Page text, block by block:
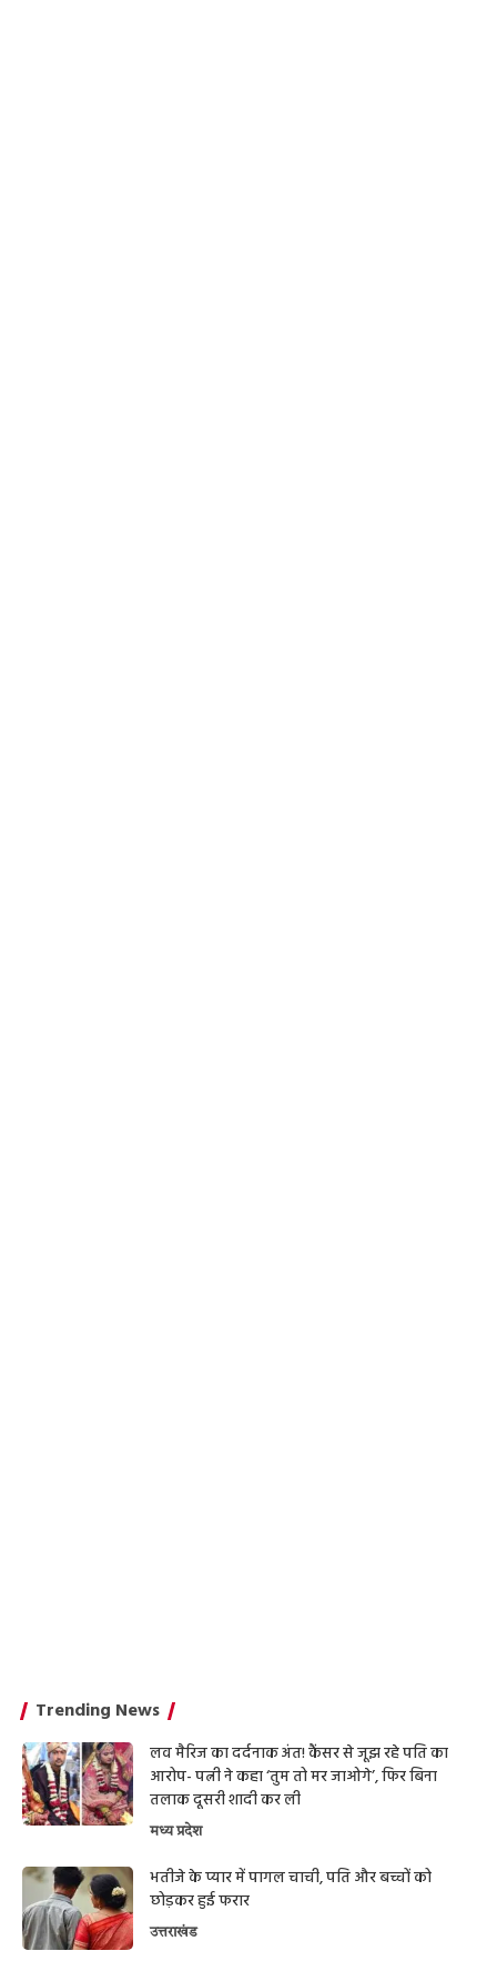
Trending News
लव मैरिज का दर्दनाक अंत! कैंसर से जूझ रहे पति का
आरोप- पत्नी ने कहा ‘तुम तो मर जाओगे’, फिर बिना
तलाक दूसरी शादी कर ली
मध्य प्रदेश
भतीजे के प्यार में पागल चाची, पति और बच्चों को
छोड़कर हुई फरार
उत्तराखंड